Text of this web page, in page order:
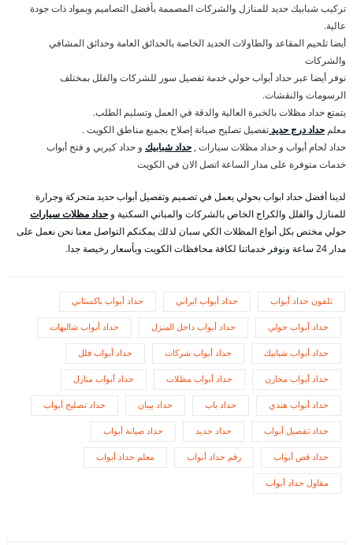
تركيب شبابيك حديد للمنازل والشركات المصممة بأفضل التصاميم وبمواد ذات جودة
عالية.
أيضا تلحيم المقاعد والطاولات الحديد الخاصة بالحدائق العامة وحدائق المشافي
والشركات
نوفر أيضا عبر حداد أبواب حولي خدمة تفصيل سور للشركات والفلل بمختلف
الرسومات والنقشات.
يتمتع حداد مظلات بالخبرة العالية والدقة في العمل وتسليم الطلب.
معلم حداد درج حديدتفصيل تصليح صيانة إصلاح بجميع مناطق الكويت .
حداد لحام أبواب و حداد مظلات سيارات , حداد شبابيك و حداد كيربي و فتح أبواب
خدمات متوفرة على مدار الساعة اتصل الان في الكويت
لدينا أفضل حداد ابواب بحولي يعمل في تصميم وتفصيل أبواب حديد متحركة وجرارة
للمنازل والفلل والكراج الخاص بالشركات والمباني السكنية و حداد مظلات سيارات
حولي مختص بكل أنواع المظلات الكي سبان لذلك يمكنكم التواصل معنا نحن نعمل على
مدار 24 ساعة ونوفر خدماتنا لكافة محافظات الكويت وبأسعار رخيصة جدا.
تلفون حداد أبواب حداد أبواب ايراني حداد أبواب باكستاني
حداد أبواب حولي حداد أبواب داخل المنزل حداد أبواب شاليهات
حداد أبواب شبابيك حداد أبواب شركات حداد أبواب فلل
حداد أبواب مخازن حداد أبواب مظلات حداد أبواب منازل
حداد أبواب هندي حداد باب حداد بيبان حداد تصليح أبواب
حداد تفصيل أبواب حداد حديد حداد صيانة أبواب
حداد قص أبواب رقم حداد أبواب معلم حداد أبواب
مقاول حداد أبواب